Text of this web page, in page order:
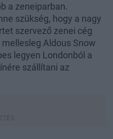
a zeneiparban.
szükség, hogy a nagy
szervező zenei cég
Aldous Snow
legyen Londonból a
szállítani az